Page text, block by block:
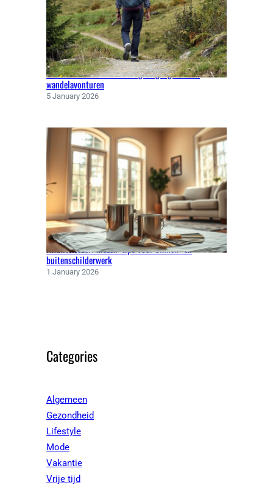
Klaar voor elk weer: kleding en gadgets voor
wandelavonturen
5 January 2026
Kwaliteitsverf kiezen: tips voor binnen- en
buitenschilderwerk
1 January 2026
Categories
Algemeen
Gezondheid
Lifestyle
Mode
Vakantie
Vrije tijd